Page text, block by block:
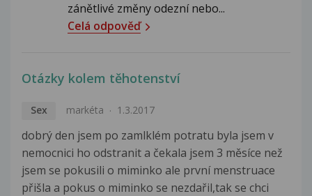
zánětlivé změny odezní nebo...
Celá odpověď
Otázky kolem těhotenství
Sex markéta 1.3.2017
dobrý den jsem po zamlklém potratu byla jsem v
nemocnici ho odstranit a čekala jsem 3 měsíce než
jsem se pokusili o miminko ale první menstruace
přišla a pokus o miminko se nezdařil,tak se chci